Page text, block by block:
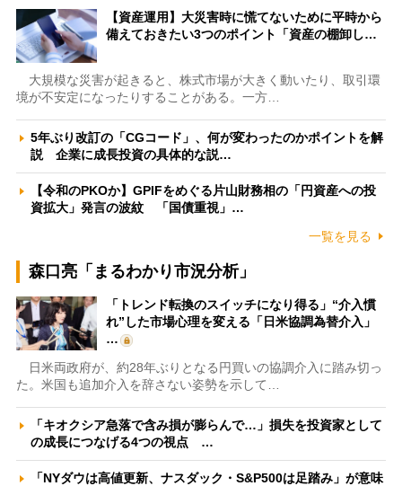
【資産運用】大災害時に慌てないために平時から
備えておきたい3つのポイント「資産の棚卸し…
大規模な災害が起きると、株式市場が大きく動いたり、取引環
境が不安定になったりすることがある。一方…
5年ぶり改訂の「CGコード」、何が変わったのかポイントを解
説 企業に成長投資の具体的な説…
【令和のPKOか】GPIFをめぐる片山財務相の「円資産への投
資拡大」発言の波紋 「国債重視」…
一覧を見る
森口亮「まるわかり市況分析」
「トレンド転換のスイッチになり得る」“介入慣
れ”した市場心理を変える「日米協調為替介入」
…
日米両政府が、約28年ぶりとなる円買いの協調介入に踏み切っ
た。米国も追加介入を辞さない姿勢を示して…
「キオクシア急落で含み損が膨らんで…」損失を投資家として
の成長につなげる4つの視点 …
「NYダウは高値更新、ナスダック・S&P500は足踏み」が意味